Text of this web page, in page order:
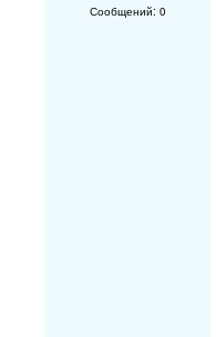
Сообщений: 0